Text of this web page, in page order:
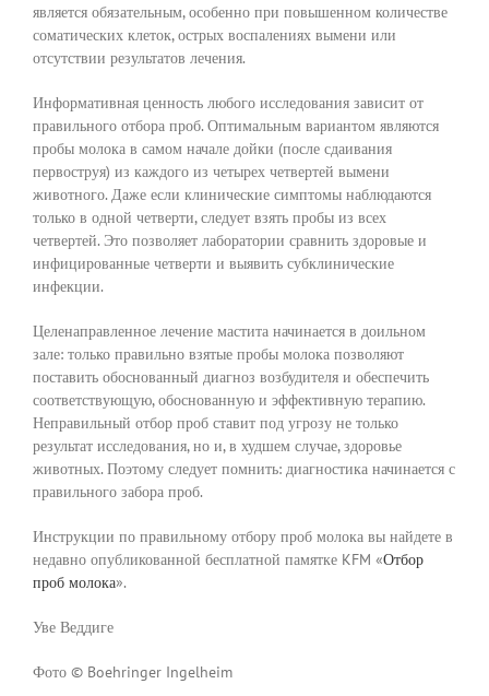
является обязательным, особенно при повышенном количестве
соматических клеток, острых воспалениях вымени или
отсутствии результатов лечения.
Информативная ценность любого исследования зависит от
правильного отбора проб. Оптимальным вариантом являются
пробы молока в самом начале дойки (после сдаивания
первоструя) из каждого из четырех четвертей вымени
животного. Даже если клинические симптомы наблюдаются
только в одной четверти, следует взять пробы из всех
четвертей. Это позволяет лаборатории сравнить здоровые и
инфицированные четверти и выявить субклинические
инфекции.
Целенаправленное лечение мастита начинается в доильном
зале: только правильно взятые пробы молока позволяют
поставить обоснованный диагноз возбудителя и обеспечить
соответствующую, обоснованную и эффективную терапию.
Неправильный отбор проб ставит под угрозу не только
результат исследования, но и, в худшем случае, здоровье
животных. Поэтому следует помнить: диагностика начинается с
правильного забора проб.
Инструкции по правильному отбору проб молока вы найдете в
недавно опубликованной бесплатной памятке KFM «Отбор
проб молока».
Уве Веддиге
Фото © Boehringer Ingelheim